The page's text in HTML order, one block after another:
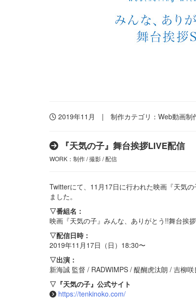
2019年11月 | 制作カテゴリ： Web動画制
『天気の子』舞台挨拶LIVE配信
WORK：制作 / 撮影 / 配信
Twitterにて、11月17日に行われた映画『天気
ました。
▽番組名：
映画『天気の子』みんな、ありがとう!!舞台挨
▽配信日時：
2019年11月17日（日）18:30〜
▽出演：
新海誠 監督 / RADWIMPS / 醍醐虎汰朗 / 吉柳咲
▽『天気の子』公式サイト
https://tenkinoko.com/